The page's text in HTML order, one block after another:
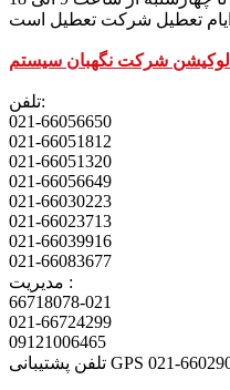
لوکیشن شرکت نگهبان سیستم
تلفن:
021-66056650
021-66051812
021-66051320
021-66056649
021-66030223
021-66023713
021-66039916
021-66083677
مدیریت :
66718078-021
021-66724299
09121006465